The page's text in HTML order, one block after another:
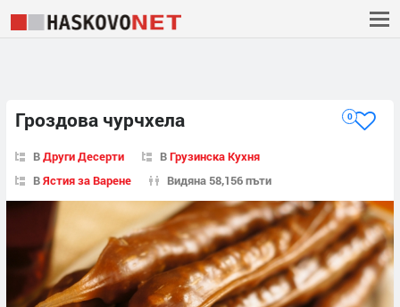
Гроздова чурчхела 0
ВДруги Десерти ВГрузинска Кухня
ВЯстия за Варене Видяна 58,156 пъти